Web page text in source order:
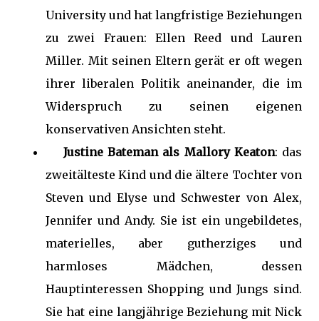
University und hat langfristige Beziehungen
zu zwei Frauen: Ellen Reed und Lauren
Miller. Mit seinen Eltern gerät er oft wegen
ihrer liberalen Politik aneinander, die im
Widerspruch zu seinen eigenen
konservativen Ansichten steht.
Justine Bateman als Mallory Keaton: das
zweitälteste Kind und die ältere Tochter von
Steven und Elyse und Schwester von Alex,
Jennifer und Andy. Sie ist ein ungebildetes,
materielles, aber gutherziges und
harmloses Mädchen, dessen
Hauptinteressen Shopping und Jungs sind.
Sie hat eine langjährige Beziehung mit Nick